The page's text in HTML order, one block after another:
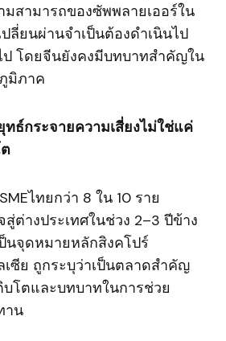
สามารถของซัพพลายเออร์ใน
ลี่ยนผ่านจำเป็นต้องดำเนินไป
ป โดยจีนยังคงมีบทบาทสำคัญใน
มิภาค
ธ์กระจายความเสี่ยงไม่ใช่แค่
ไทยกว่า 8 ใน 10 ราย
ต่างประเทศในช่วง 2–3 ปีข้าง
นจุดหมายหลักสิงคโปร์
เซีย ถูกระบุว่าเป็นตลาดสำคัญ
โตและบทบาทในการช่วย
าน